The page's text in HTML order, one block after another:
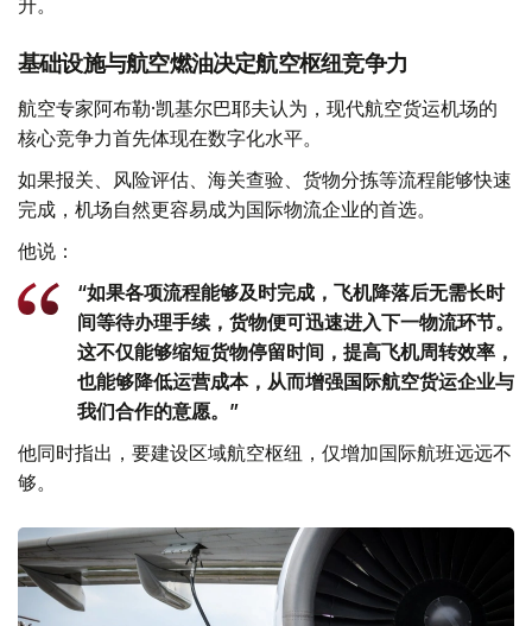
升。
基础设施与航空燃油决定航空枢纽竞争力
航空专家阿布勒·凯基尔巴耶夫认为，现代航空货运机场的
核心竞争力首先体现在数字化水平。
如果报关、风险评估、海关查验、货物分拣等流程能够快速
完成，机场自然更容易成为国际物流企业的首选。
他说：
“如果各项流程能够及时完成，飞机降落后无需长时
间等待办理手续，货物便可迅速进入下一物流环节。
这不仅能够缩短货物停留时间，提高飞机周转效率，
也能够降低运营成本，从而增强国际航空货运企业与
我们合作的意愿。”
他同时指出，要建设区域航空枢纽，仅增加国际航班远远不
够。